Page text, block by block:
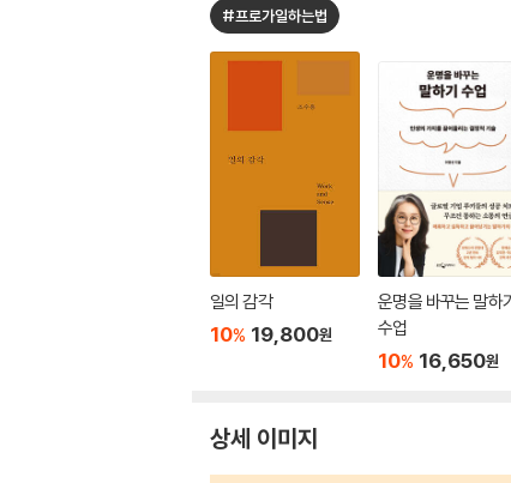
#프로가일하는법
일의 감각
10% 19,800원
운명을 바꾸는 말하
수업
10% 16,650원
상세 이미지